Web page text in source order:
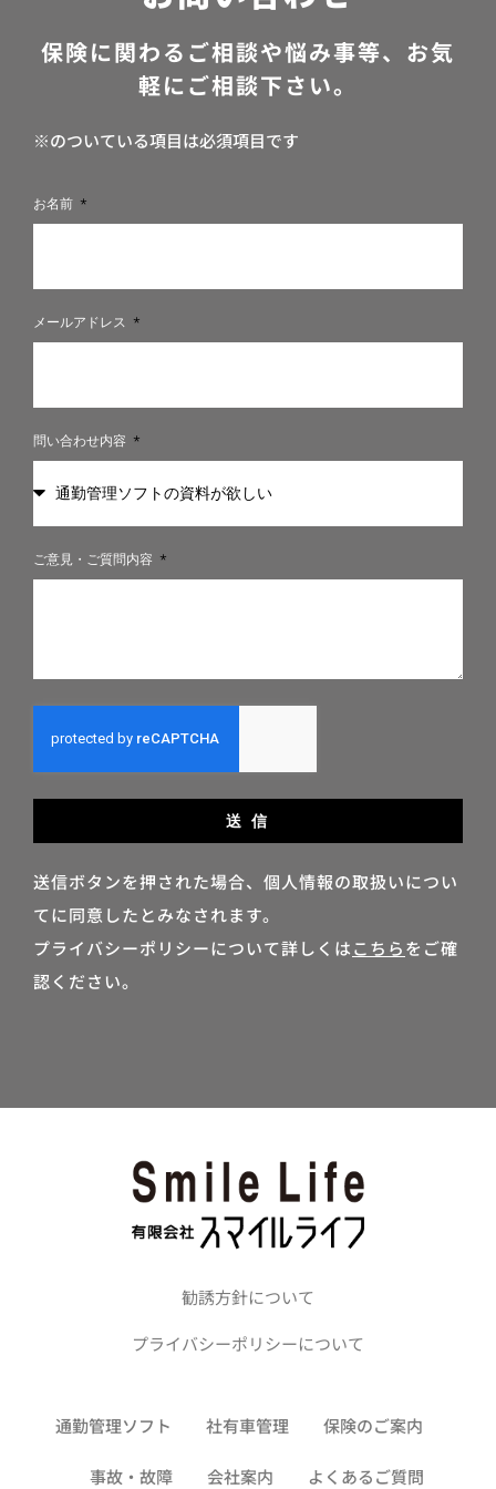
保険に関わるご相談や悩み事等、お気
軽にご相談下さい。
※のついている項目は必須項目です
お名前
メールアドレス
問い合わせ内容
ご意見・ご質問内容
送 信
送信ボタンを押された場合、個人情報の取扱いについ
てに同意したとみなされます。
プライバシーポリシーについて詳しくはこちらをご確
認ください。
勧誘方針について
プライバシーポリシーについて
通勤管理ソフト 社有車管理 保険のご案内
事故・故障 会社案内 よくあるご質問